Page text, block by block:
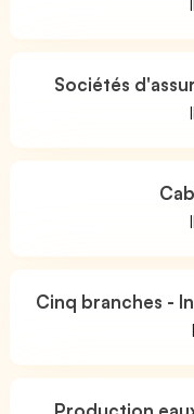
Sociétés
Cinq branches -